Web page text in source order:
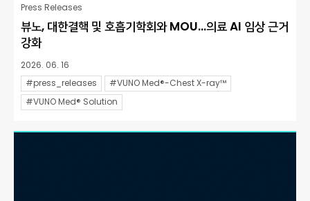
Press Releases
뷰노, 대한결핵 및 호흡기학회와 MOU…의료 AI 임상 근거
강화
2026. 06. 16
#press_releases
#VUNO Med®-Chest X-ray™
#VUNO Med® Solution